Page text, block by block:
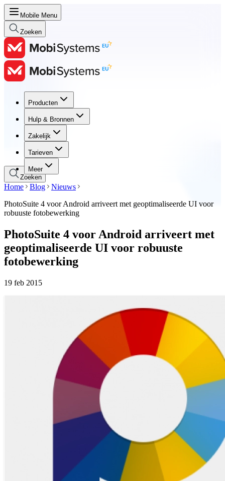
Mobile Menu
Zoeken
Producten
Hulp & Bronnen
Zakelijk
Tarieven
Meer
Producten
Hulp & Bronnen
Zakelijk
Tarieven
Zoeken
Home Blog
Nieuws
PhotoSuite 4 voor Android arriveert met geoptimaliseerde UI voor
robuuste fotobewerking
PhotoSuite 4 voor Android arriveert met
geoptimaliseerde UI voor robuuste
fotobewerking
19 feb 2015